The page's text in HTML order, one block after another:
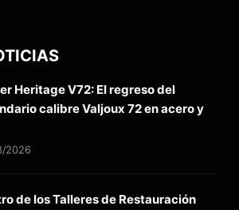
Heritage V72: El regreso del
calibre Valjoux 72 en acero y
2026
de los Talleres de Restauración